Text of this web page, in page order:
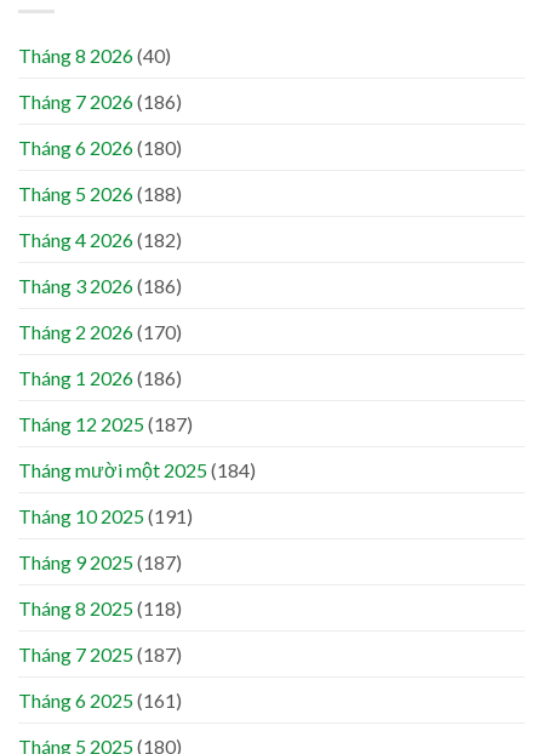
Tháng 8 2026(40)
Tháng 7 2026(186)
Tháng 6 2026(180)
Tháng 5 2026(188)
Tháng 4 2026(182)
Tháng 3 2026(186)
Tháng 2 2026(170)
Tháng 1 2026(186)
Tháng 12 2025(187)
Tháng mười một 2025(184)
Tháng 10 2025(191)
Tháng 9 2025(187)
Tháng 8 2025(118)
Tháng 7 2025(187)
Tháng 6 2025(161)
Tháng 5 2025(180)